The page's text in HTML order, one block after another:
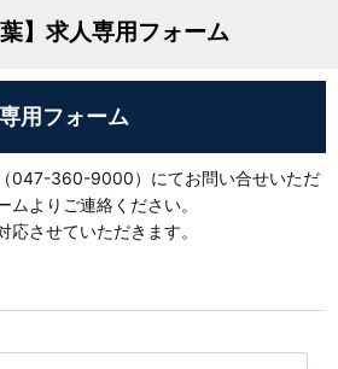
葉】求人専用フォーム
用フォーム
047-360-9000）にてお問い合せいただ
ムよりご連絡ください。
させていただきます。